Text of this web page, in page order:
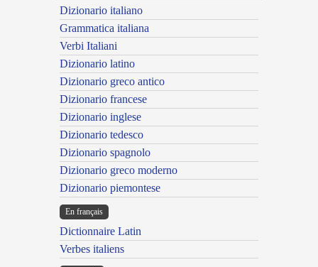
Dizionario italiano
Grammatica italiana
Verbi Italiani
Dizionario latino
Dizionario greco antico
Dizionario francese
Dizionario inglese
Dizionario tedesco
Dizionario spagnolo
Dizionario greco moderno
Dizionario piemontese
En français
Dictionnaire Latin
Verbes italiens